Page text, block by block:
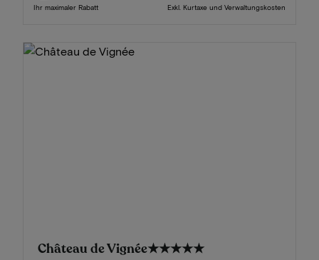
Ihr maximaler Rabatt Exkl. Kurtaxe und Verwaltungskosten
Château de Vignée★★★★★